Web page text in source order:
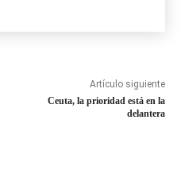
Artículo siguiente
Ceuta, la prioridad está en la
delantera